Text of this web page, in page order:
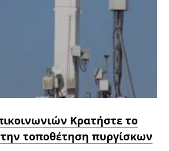
Κρατήστε το
τοποθέτηση πυργίσκων